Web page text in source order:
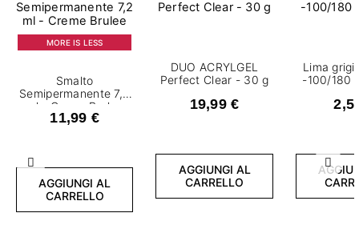
Precedente
MORE IS LESS
Smalto
Semipermanente 7,2
ml - Creme Brulee
11,99 €
AGGIUNGI AL
CARRELLO
DUO ACRYLGEL
Perfect Clear - 30 g
19,99 €
AGGIUNGI AL
CARRELLO
Lima
-100/180